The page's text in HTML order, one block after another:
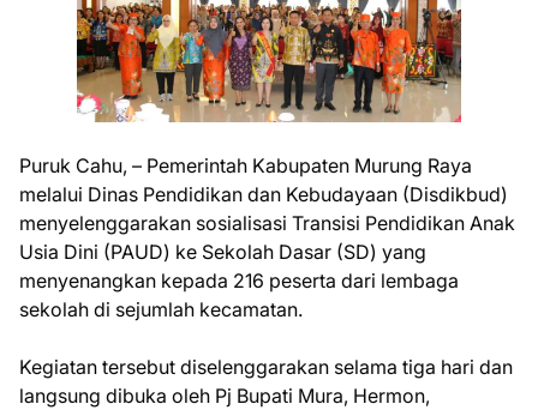
Puruk Cahu, – Pemerintah Kabupaten Murung Raya
melalui Dinas Pendidikan dan Kebudayaan (Disdikbud)
menyelenggarakan sosialisasi Transisi Pendidikan Anak
Usia Dini (PAUD) ke Sekolah Dasar (SD) yang
menyenangkan kepada 216 peserta dari lembaga
sekolah di sejumlah kecamatan.
Kegiatan tersebut diselenggarakan selama tiga hari dan
langsung dibuka oleh Pj Bupati Mura, Hermon,